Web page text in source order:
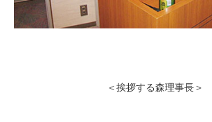
＜挨拶する森理事長＞